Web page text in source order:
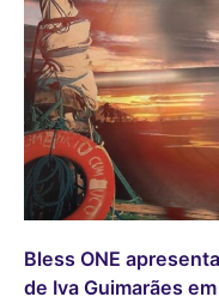
Bless ONE
de Iva Guimarães